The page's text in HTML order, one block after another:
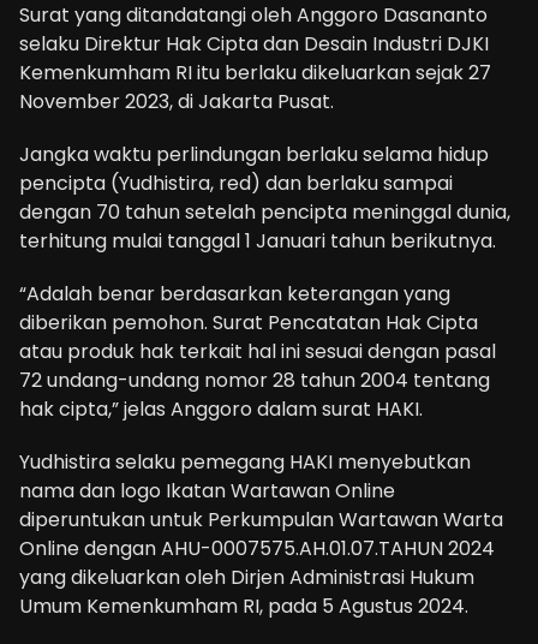
Surat yang ditandatangi oleh Anggoro Dasananto
selaku Direktur Hak Cipta dan Desain Industri DJKI
Kemenkumham RI itu berlaku dikeluarkan sejak 27
November 2023, di Jakarta Pusat.
Jangka waktu perlindungan berlaku selama hidup
pencipta (Yudhistira, red) dan berlaku sampai
dengan 70 tahun setelah pencipta meninggal dunia,
terhitung mulai tanggal 1 Januari tahun berikutnya.
“Adalah benar berdasarkan keterangan yang
diberikan pemohon. Surat Pencatatan Hak Cipta
atau produk hak terkait hal ini sesuai dengan pasal
72 undang-undang nomor 28 tahun 2004 tentang
hak cipta,” jelas Anggoro dalam surat HAKI.
Yudhistira selaku pemegang HAKI menyebutkan
nama dan logo Ikatan Wartawan Online
diperuntukan untuk Perkumpulan Wartawan Warta
Online dengan AHU-0007575.AH.01.07.TAHUN 2024
yang dikeluarkan oleh Dirjen Administrasi Hukum
Umum Kemenkumham RI, pada 5 Agustus 2024.